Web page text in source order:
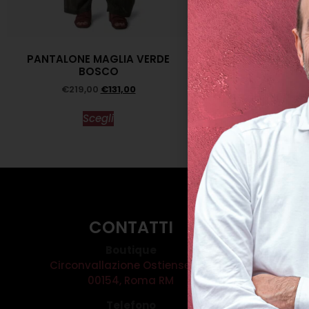
PANTALONE MAGLIA VERDE
BOSCO
€219,00 €131,00
Scegli
MAGLIA
Scegli
CONTATTI
Circonvallazione Ostiense 275
00154, Roma RM